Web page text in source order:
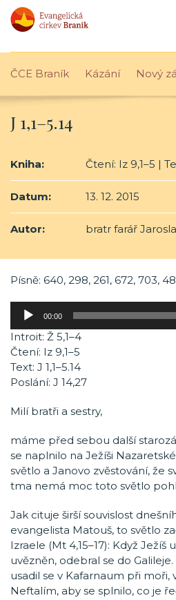
ČCE Braník Kázání Nový
J 1,1–5.14
Kniha: Čtení: Iz 9,1–5 |
Datum: 13. 12. 2015
Autor: bratr farář
Písně: 640, 298, 261, 672, 703,
Audio
00:00
Introit: Ž 5,1–4
Čtení: Iz 9,1–5
Text: J 1,1–5.14
Poslání: J 14,27
Milí bratři a sestry,
máme před sebou další
se naplnilo na Ježíši
světlo a Janovo zvěstování, že
tma nemá moc toto světlo
Jak cituje širší souvislost
evangelista Matouš, to světlo
Izraele (Mt 4,15–17): Když Ježíš
uvězněn, odebral se do
usadil se v Kafarnaum při moři,
Neftalím, aby se splnilo, co je